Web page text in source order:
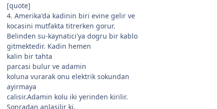
[quote]
4. Amerika'da kadinin biri evine gelir ve
kocasini mutfakta titrerken gorur.
Belinden su-kaynatici'ya dogru bir kablo
gitmektedir. Kadin hemen
kalin bir tahta
parcasi bulur ve adamin
koluna vurarak onu elektrik sokundan
ayirmaya
calisir.Adamin kolu iki yerinden kirilir.
Sonradan anlasilir ki,